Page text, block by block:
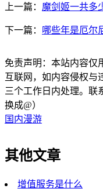
上一篇： 魔剑姬一共多
下一篇： 哪些年是厄尔
免责声明：本站内容仅
互联网，如内容侵权与
三个工作日内处理。联
换成@）
国内漫游
其他文章
增值服务是什么